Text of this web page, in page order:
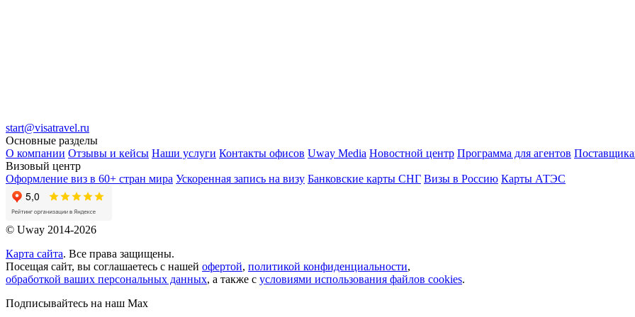
start@visatravel.ru
Основные разделы
О компании Отзывы и кейсы Наши услуги Контакты офисов Uway Media Новостной центр Программа для агентов
Визовый центр
Оформление виз в 60+ стран мира Ускоренная запись на визу Банковские карты СНГ Визы в Россию Карты АТЭС
© Uway 2014-2026
Карта сайта. Все права защищены.
Посещая сайт, вы соглашаетесь с нашей офертой, политикой конфиденциальности,
обработкой ваших персональных данных, а также с условиями использования файлов cookies.
Подписывайтесь на наш Max